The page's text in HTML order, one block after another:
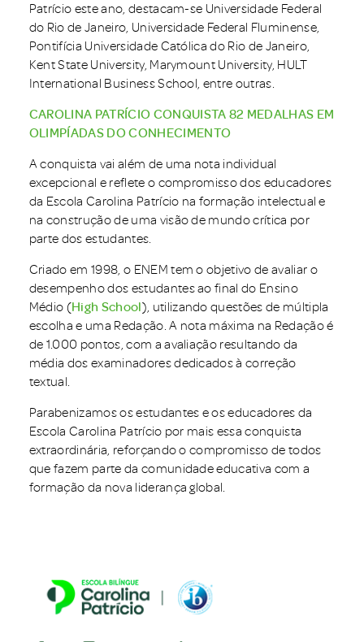
Patrício este ano, destacam-se Universidade Federal
do Rio de Janeiro, Universidade Federal Fluminense,
Pontifícia Universidade Católica do Rio de Janeiro,
Kent State University, Marymount University, HULT
International Business School, entre outras.
CAROLINA PATRÍCIO CONQUISTA 82 MEDALHAS EM
OLIMPÍADAS DO CONHECIMENTO
A conquista vai além de uma nota individual
excepcional e reflete o compromisso dos educadores
da Escola Carolina Patrício na formação intelectual e
na construção de uma visão de mundo crítica por
parte dos estudantes.
Criado em 1998, o ENEM tem o objetivo de avaliar o
desempenho dos estudantes ao final do Ensino
Médio (High School), utilizando questões de múltipla
escolha e uma Redação. A nota máxima na Redação é
de 1.000 pontos, com a avaliação resultando da
média dos examinadores dedicados à correção
textual.
Parabenizamos os estudantes e os educadores da
Escola Carolina Patrício por mais essa conquista
extraordinária, reforçando o compromisso de todos
que fazem parte da comunidade educativa com a
formação da nova liderança global.